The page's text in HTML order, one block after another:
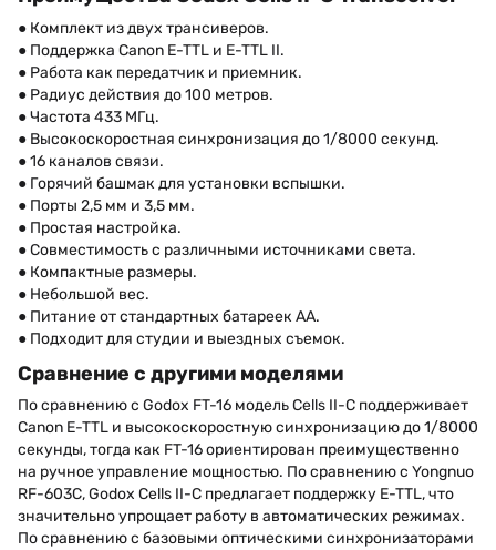
● Комплект из двух трансиверов.
● Поддержка Canon E-TTL и E-TTL II.
● Работа как передатчик и приемник.
● Радиус действия до 100 метров.
● Частота 433 МГц.
● Высокоскоростная синхронизация до 1/8000 секунд.
● 16 каналов связи.
● Горячий башмак для установки вспышки.
● Порты 2,5 мм и 3,5 мм.
● Простая настройка.
● Совместимость с различными источниками света.
● Компактные размеры.
● Небольшой вес.
● Питание от стандартных батареек AA.
● Подходит для студии и выездных съемок.
Сравнение с другими моделями
По сравнению с Godox FT-16 модель Cells II-C поддерживает
Canon E-TTL и высокоскоростную синхронизацию до 1/8000
секунды, тогда как FT-16 ориентирован преимущественно
на ручное управление мощностью. По сравнению с Yongnuo
RF-603C, Godox Cells II-C предлагает поддержку E-TTL, что
значительно упрощает работу в автоматических режимах.
По сравнению с базовыми оптическими синхронизаторами